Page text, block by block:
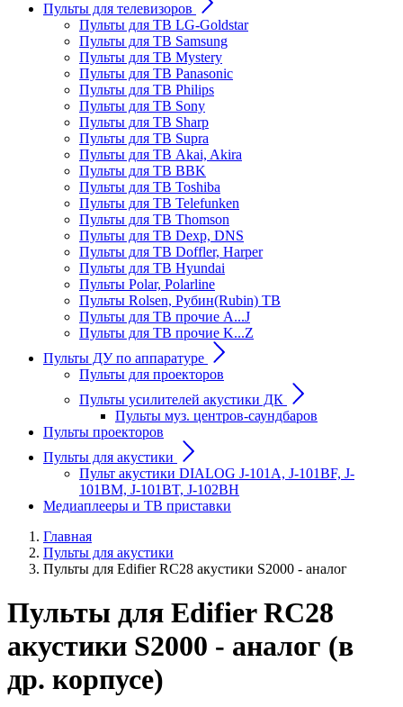
Пульты для телевизоров
Пульты для ТВ LG-Goldstar
Пульты для ТВ Samsung
Пульты для ТВ Mystery
Пульты для ТВ Panasonic
Пульты для ТВ Philips
Пульты для ТВ Sony
Пульты для ТВ Sharp
Пульты для ТВ Supra
Пульты для ТВ Akai, Akira
Пульты для ТВ BBK
Пульты для ТВ Toshiba
Пульты для ТВ Telefunken
Пульты для ТВ Thomson
Пульты для ТВ Dexp, DNS
Пульты для ТВ Doffler, Harper
Пульты для ТВ Hyundai
Пульты Polar, Polarline
Пульты Rolsen, Рубин(Rubin) ТВ
Пульты для ТВ прочие A...J
Пульты для ТВ прочие K...Z
Пульты ДУ по аппаратуре
Пульты для проекторов
Пульты усилителей акустики ДК
Пульты муз. центров-саундбаров
Пульты проекторов
Пульты для акустики
Пульт акустики DIALOG J-101A, J-101BF, J-
101BM, J-101BT, J-102BH
Медиаплееры и ТВ приставки
Главная
Пульты для акустики
Пульты для Edifier RC28 акустики S2000 - аналог
Пульты для Edifier RC28
акустики S2000 - аналог (в
др. корпусе)